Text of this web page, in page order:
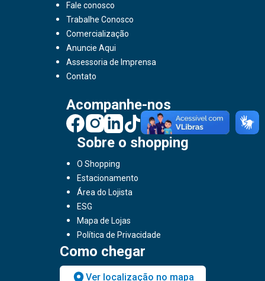
Fale conosco
Trabalhe Conosco
Comercialização
Anuncie Aqui
Assessoria de Imprensa
Contato
Acompanhe-nos
Sobre o shopping
O Shopping
Estacionamento
Área do Lojista
ESG
Mapa de Lojas
Política de Privacidade
Como chegar
Ver localização no mapa